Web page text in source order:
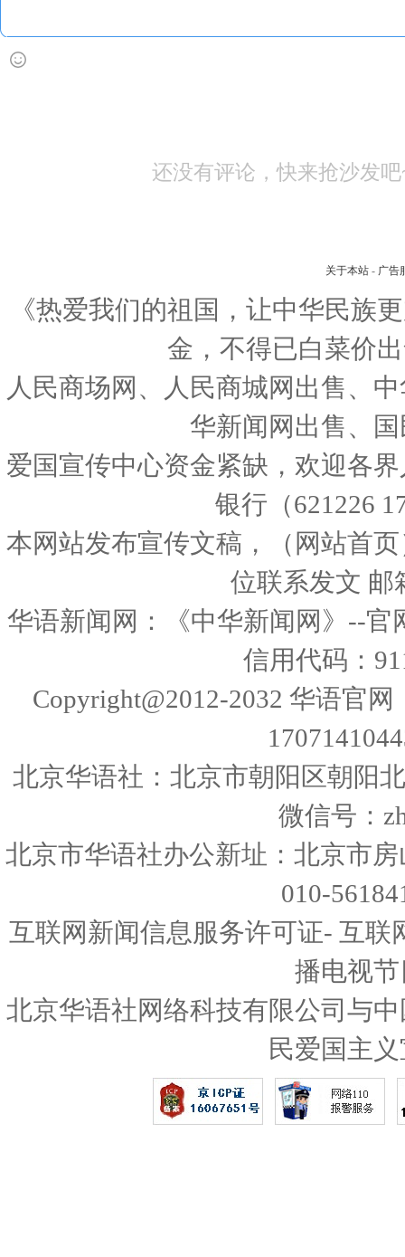
还没有评论，快来抢沙发吧
关于本站 - 广告
《热爱我们的祖国，让中华民族
金，不得已白菜价
人民商场网、人民商城网出售、
华新闻网出售、
爱国宣传中心资金紧缺，欢迎各
银行（621226
本网站发布宣传文稿，（网站首
位联系发文 邮
华语新闻网：《中华新闻网》--
信用代码：
Copyright@2012-2032 华语官
北京华语社：北京市朝阳区朝阳
微信号：
北京市华语社办公新址：北京市
010-
互联网新闻信息服务许可证- 互
播电视
北京华语社网络科技有限公司与
民爱国主